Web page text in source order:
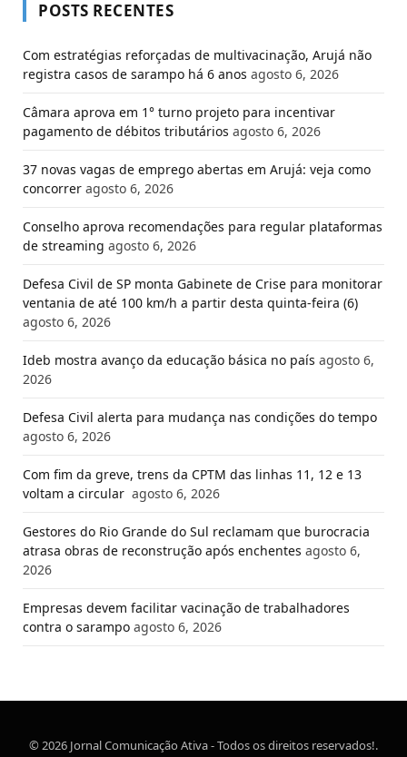
POSTS RECENTES
Com estratégias reforçadas de multivacinação, Arujá não
registra casos de sarampo há 6 anos agosto 6, 2026
Câmara aprova em 1° turno projeto para incentivar
pagamento de débitos tributários agosto 6, 2026
37 novas vagas de emprego abertas em Arujá: veja como
concorrer agosto 6, 2026
Conselho aprova recomendações para regular plataformas
de streaming agosto 6, 2026
Defesa Civil de SP monta Gabinete de Crise para monitorar
ventania de até 100 km/h a partir desta quinta-feira (6)
agosto 6, 2026
Ideb mostra avanço da educação básica no país agosto 6,
2026
Defesa Civil alerta para mudança nas condições do tempo
agosto 6, 2026
Com fim da greve, trens da CPTM das linhas 11, 12 e 13
voltam a circular agosto 6, 2026
Gestores do Rio Grande do Sul reclamam que burocracia
atrasa obras de reconstrução após enchentes agosto 6,
2026
Empresas devem facilitar vacinação de trabalhadores
contra o sarampo agosto 6, 2026
© 2026 Jornal Comunicação Ativa - Todos os direitos reservados!.